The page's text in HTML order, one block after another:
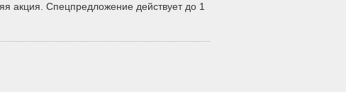
акция. Спецпредложение действует до 1